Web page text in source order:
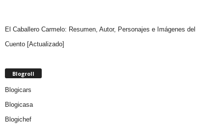
El Caballero Carmelo: Resumen, Autor, Personajes e Imágenes del
Cuento [Actualizado]
Blogroll
Blogicars
Blogicasa
Blogichef